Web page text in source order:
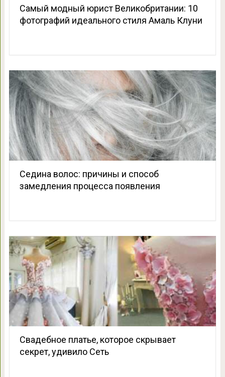
Самый модный юрист Великобритании: 10
фотографий идеального стиля Амаль Клуни
Седина волос: причины и способ
замедления процесса появления
Свадебное платье, которое скрывает
секрет, удивило Сеть